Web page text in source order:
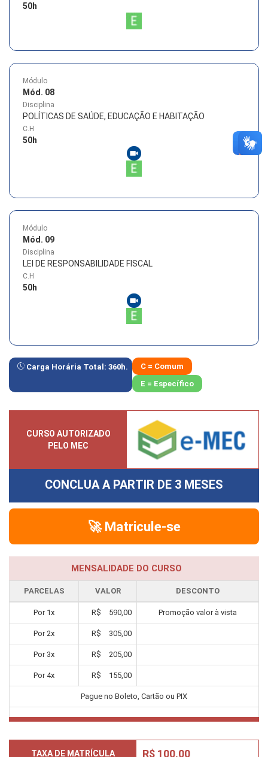
50h
Módulo
Mód. 08
Disciplina
POLÍTICAS DE SAÚDE, EDUCAÇÃO E HABITAÇÃO
C.H
50h
Módulo
Mód. 09
Disciplina
LEI DE RESPONSABILIDADE FISCAL
C.H
50h
Carga Horária Total: 360h.
C = Comum
E = Específico
CURSO AUTORIZADO
PELO MEC
CONCLUA A PARTIR DE 3 MESES
🚀 Matricule-se
MENSALIDADE DO CURSO
PARCELAS VALOR DESCONTO
Por 1x R$ 590,00 Promoção valor à vista
Por2x R$ 305,00
Por 3x R$ 205,00
Por4x R$ 155,00
Pague no Boleto, Cartão ou PIX
TAXA DE MATRÍCULA R$ 100,00